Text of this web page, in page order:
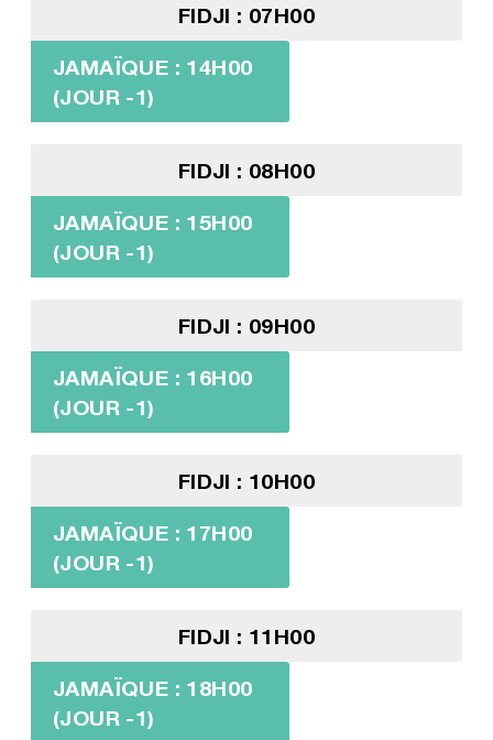
FIDJI : 07H00
JAMAÏQUE : 14H00
(JOUR -1)
FIDJI : 08H00
JAMAÏQUE : 15H00
(JOUR -1)
FIDJI : 09H00
JAMAÏQUE : 16H00
(JOUR -1)
FIDJI : 10H00
JAMAÏQUE : 17H00
(JOUR -1)
FIDJI : 11H00
JAMAÏQUE : 18H00
(JOUR -1)